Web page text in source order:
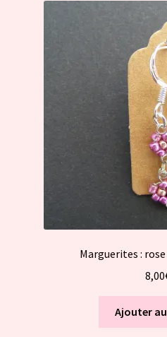
Marguerites :
8,00
Ajouter